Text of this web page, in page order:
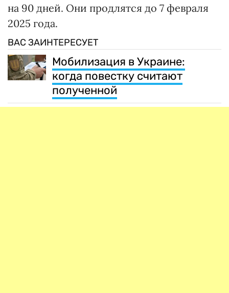
на 90 дней. Они продлятся до 7 февраля
2025 года.
ВАС ЗАИНТЕРЕСУЕТ
Мобилизация в Украине:
когда повестку считают
полученной